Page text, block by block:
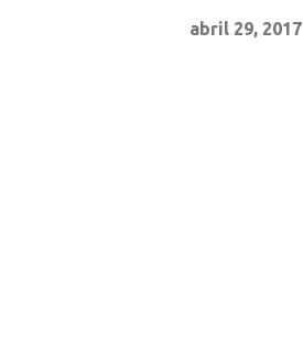
abril 29, 2017